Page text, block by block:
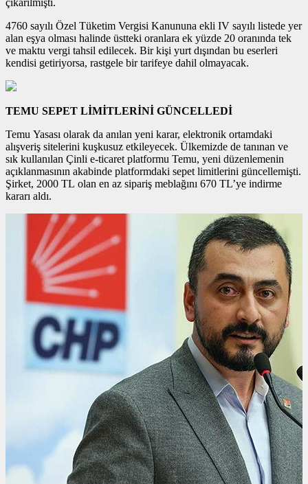
4760 sayılı Özel Tüketim Vergisi Kanununa ekli IV sayılı listede yer
alan eşya olması halinde üstteki oranlara ek yüzde 20 oranında tek
ve maktu vergi tahsil edilecek. Bir kişi yurt dışından bu eserleri
kendisi getiriyorsa, rastgele bir tarifeye dahil olmayacak.
TEMU SEPET LİMİTLERİNİ GÜNCELLEDİ
Temu Yasası olarak da anılan yeni karar, elektronik ortamdaki
alışveriş sitelerini kuşkusuz etkileyecek. Ülkemizde de tanınan ve
sık kullanılan Çinli e-ticaret platformu Temu, yeni düzenlemenin
açıklanmasının akabinde platformdaki sepet limitlerini güncellemişti.
Şirket, 2000 TL olan en az sipariş meblağını 670 TL’ye indirme
kararı aldı.